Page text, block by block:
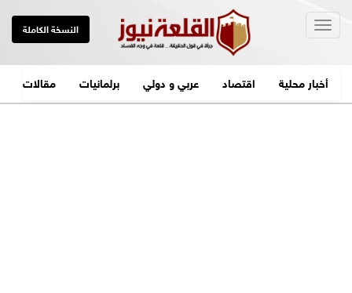
النسخة الكاملة
أخبار محلية اقتصاد عربي و دولي برلمانيات مقالات